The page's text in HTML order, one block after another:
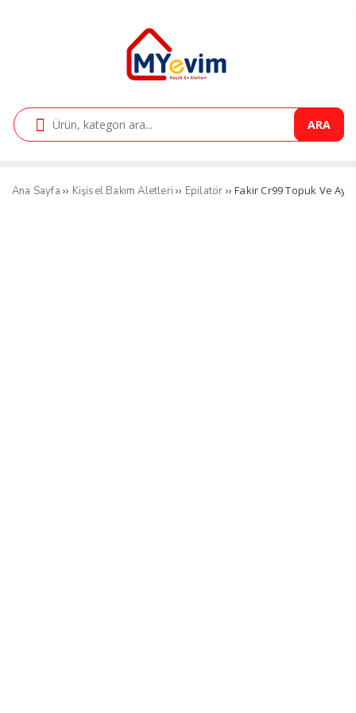
ARA
Ana Sayfa ›› Kişisel Bakım Aletleri ›› Epilatör ›› Fakir Cr99 Topuk Ve